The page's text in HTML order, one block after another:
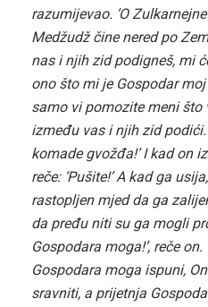
razumijevao. ‘O
Medžudž čine nered po
nas i njih zid podigneš, mi
ono što mi je Gospodar moj
samo vi pomozite meni što
između vas i njih zid
komade gvožđa!’ I kad on
reče: ‘Pušite!’ A kad ga
rastopljen mjed da ga
da pređu niti su ga mogli
Gospodara moga!’, reče
Gospodara moga ispuni,
sravniti, a prijetnja